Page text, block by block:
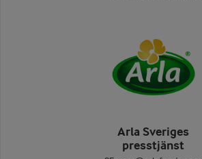
Arla Sveriges
presstjänst